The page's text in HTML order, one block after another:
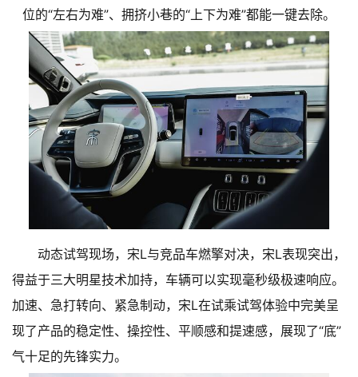
位的“左右为难”、拥挤小巷的“上下为难”都能一键去除。
动态试驾现场，宋L与竞品车燃擎对决，宋L表现突出，
得益于三大明星技术加持，车辆可以实现毫秒级极速响应。
加速、急打转向、紧急制动，宋L在试乘试驾体验中完美呈
现了产品的稳定性、操控性、平顺感和提速感，展现了“底”
气十足的先锋实力。